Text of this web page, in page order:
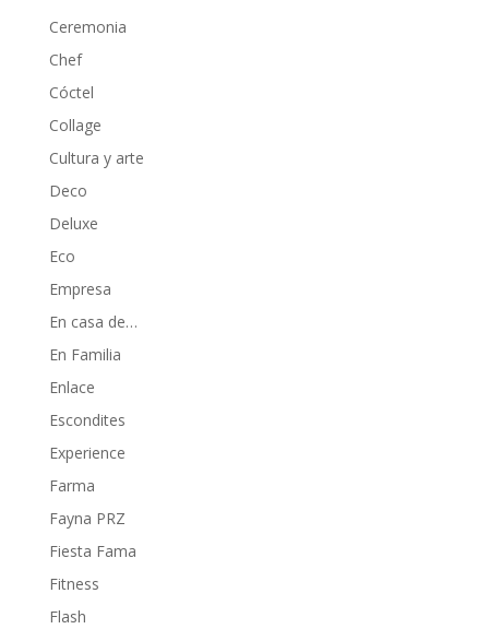
Ceremonia
Chef
Cóctel
Collage
Cultura y arte
Deco
Deluxe
Eco
Empresa
En casa de…
En Familia
Enlace
Escondites
Experience
Farma
Fayna PRZ
Fiesta Fama
Fitness
Flash